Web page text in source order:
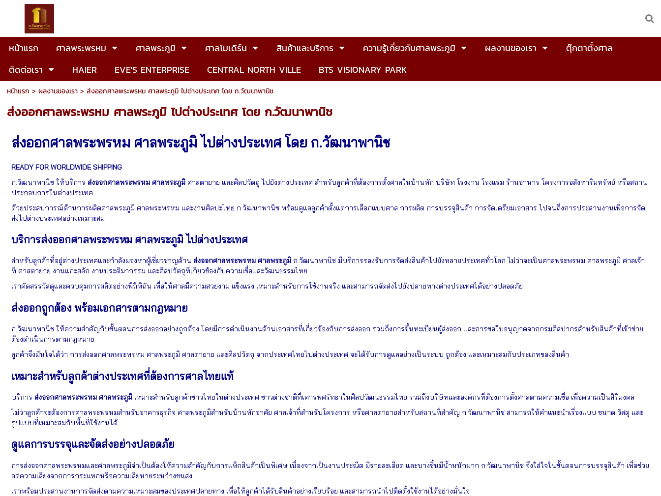
หน้าแรก ศาลพระพรหม ศาลพระภูมิ ศาลโมเดิร์น สินค้าและบริการ ความรู้เกี่ยวกับศาลพระภูมิ ผลงานของเรา
ตุ๊กตาตั้งศาล
ติดต่อเรา
HAIER EVE'S ENTERPRISE CENTRAL NORTH VILLE BTS VISIONARY PARK
หน้าแรก > ผลงานของเรา> ส่งออกศาลพระพรหม ศาลพระภูมิ ไปต่างประเทศ โดย ก.วัฒนาพานิช
ส่งออกศาลพระพรหม ศาลพระภูมิ ไปต่างประเทศ โดย ก.วัฒนาพานิช
ส่งออกศาลพระพรหม ศาลพระภูมิ ไปต่างประเทศ โดย ก.วัฒนาพานิช
READY FOR WORLDWIDE SHIPPING
ก.วัฒนาพานิช ให้บริการ ส่งออกศาลพระพรหม ศาลพระภูมิ ศาลตายาย และศิลปวัตถุ ไปยังต่างประเทศ สำหรับลูกค้าที่ต้องการตั้งศาลในบ้านพัก บริษัท โรงงาน โรงแรม ร้านอาหาร โครงการอสังหาริมทรัพย์ หรือสถาน
ประกอบการในต่างประเทศ
ด้วยประสบการณ์ด้านการผลิตศาลพระภูมิ ศาลพระพรหม และงานศิลปะไทย ก.วัฒนาพานิช พร้อมดูแลลูกค้าตั้งแต่การเลือกแบบศาล การผลิต การบรรจุสินค้า การจัดเตรียมเอกสาร ไปจนถึงการประสานงานเพื่อการจัด
ส่งไปต่างประเทศอย่างเหมาะสม
บริการส่งออกศาลพระพรหม ศาลพระภูมิ ไปต่างประเทศ
สำหรับลูกค้าที่อยู่ต่างประเทศและกำลังมองหาผู้เชี่ยวชาญด้าน ส่งออกศาลพระพรหม ศาลพระภูมิ ก.วัฒนาพานิช มีบริการรองรับการจัดส่งสินค้าไปยังหลายประเทศทั่วโลก ไม่ว่าจะเป็นศาลพระพรหม ศาลพระภูมิ ศาลเจ้า
ที่ ศาลตายาย งานแกะสลัก งานประติมากรรม และศิลปวัตถุที่เกี่ยวข้องกับความเชื่อและวัฒนธรรมไทย
เราคัดสรรวัสดุและควบคุมการผลิตอย่างพิถีพิถัน เพื่อให้ศาลมีความสวยงาม แข็งแรง เหมาะสำหรับการใช้งานจริง และสามารถจัดส่งไปยังปลายทางต่างประเทศได้อย่างปลอดภัย
ส่งออกถูกต้อง พร้อมเอกสารตามกฎหมาย
ก.วัฒนาพานิช ให้ความสำคัญกับขั้นตอนการส่งออกอย่างถูกต้อง โดยมีการดำเนินงานด้านเอกสารที่เกี่ยวข้องกับการส่งออก รวมถึงการขึ้นทะเบียนผู้ส่งออก และการขอใบอนุญาตจากกรมศิลปากรสำหรับสินค้าที่เข้าข่าย
ต้องดำเนินการตามกฎหมาย
ลูกค้าจึงมั่นใจได้ว่า การส่งออกศาลพระพรหม ศาลพระภูมิ ศาลตายาย และศิลปวัตถุ จากประเทศไทยไปต่างประเทศ จะได้รับการดูแลอย่างเป็นระบบ ถูกต้อง และเหมาะสมกับประเภทของสินค้า
เหมาะสำหรับลูกค้าต่างประเทศที่ต้องการศาลไทยแท้
บริการ ส่งออกศาลพระพรหม ศาลพระภูมิ เหมาะสำหรับลูกค้าชาวไทยในต่างประเทศ ชาวต่างชาติที่เคารพศรัทธาในศิลปวัฒนธรรมไทย รวมถึงบริษัทและองค์กรที่ต้องการตั้งศาลตามความเชื่อ เพื่อความเป็นสิริมงคล
ไม่ว่าลูกค้าจะต้องการศาลพระพรหมสำหรับอาคารธุรกิจ ศาลพระภูมิสำหรับบ้านพักอาศัย ศาลเจ้าที่สำหรับโครงการ หรือศาลตายายสำหรับสถานที่สำคัญ ก.วัฒนาพานิช สามารถให้คำแนะนำเรื่องแบบ ขนาด วัสดุ และ
รูปแบบที่เหมาะสมกับพื้นที่ใช้งานได้
ดูแลการบรรจุและจัดส่งอย่างปลอดภัย
การส่งออกศาลพระพรหมและศาลพระภูมิจำเป็นต้องให้ความสำคัญกับการแพ็กสินค้าเป็นพิเศษ เนื่องจากเป็นงานประณีต มีรายละเอียด และบางชิ้นมีน้ำหนักมาก ก.วัฒนาพานิช จึงใส่ใจในขั้นตอนการบรรจุสินค้า เพื่อช่วย
ลดความเสี่ยงจากการกระแทกหรือความเสียหายระหว่างขนส่ง
เราพร้อมประสานงานการจัดส่งตามความเหมาะสมของประเทศปลายทาง เพื่อให้ลูกค้าได้รับสินค้าอย่างเรียบร้อย และสามารถนำไปติดตั้งใช้งานได้อย่างมั่นใจ